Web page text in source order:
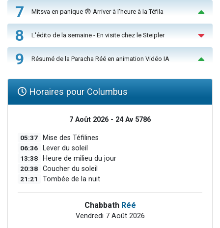
7 Mitsva en panique 😨 Arriver à l'heure à la Téfila
8 L'édito de la semaine - En visite chez le Steipler
9 Résumé de la Paracha Réé en animation Vidéo IA
Horaires pour Columbus
7 Août 2026 - 24 Av 5786
05:37 Mise des Téfilines
06:36 Lever du soleil
13:38 Heure de milieu du jour
20:38 Coucher du soleil
21:21 Tombée de la nuit
Chabbath Réé
Vendredi 7 Août 2026